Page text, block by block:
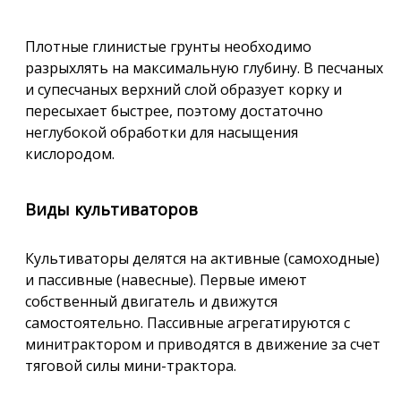
Плотные глинистые грунты необходимо
разрыхлять на максимальную глубину. В песчаных
и супесчаных верхний слой образует корку и
пересыхает быстрее, поэтому достаточно
неглубокой обработки для насыщения
кислородом.
Виды культиваторов
Культиваторы делятся на активные (самоходные)
и пассивные (навесные). Первые имеют
собственный двигатель и движутся
самостоятельно. Пассивные агрегатируются с
минитрактором и приводятся в движение за счет
тяговой силы мини-трактора.